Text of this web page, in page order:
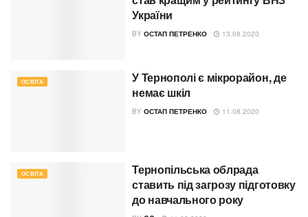
України
BY ОСТАП ПЕТРЕНКО 13.08.2020
ОСВІТА
У Тернополі є мікрорайон, де
немає шкіл
BY ОСТАП ПЕТРЕНКО 11.08.2020
ОСВІТА
Тернопільська облрада
ставить під загрозу підготовку
до навчального року